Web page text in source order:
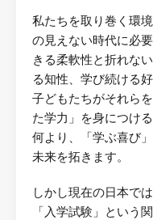
私たちを取り巻く環
の見えない時代に必
きる柔軟性と折れな
る知性、学び続ける
子どもたちがそれら
た学力」を身につけ
何より、「学ぶ喜び
未来を拓きます。
しかし現在の日本で
「入学試験」という